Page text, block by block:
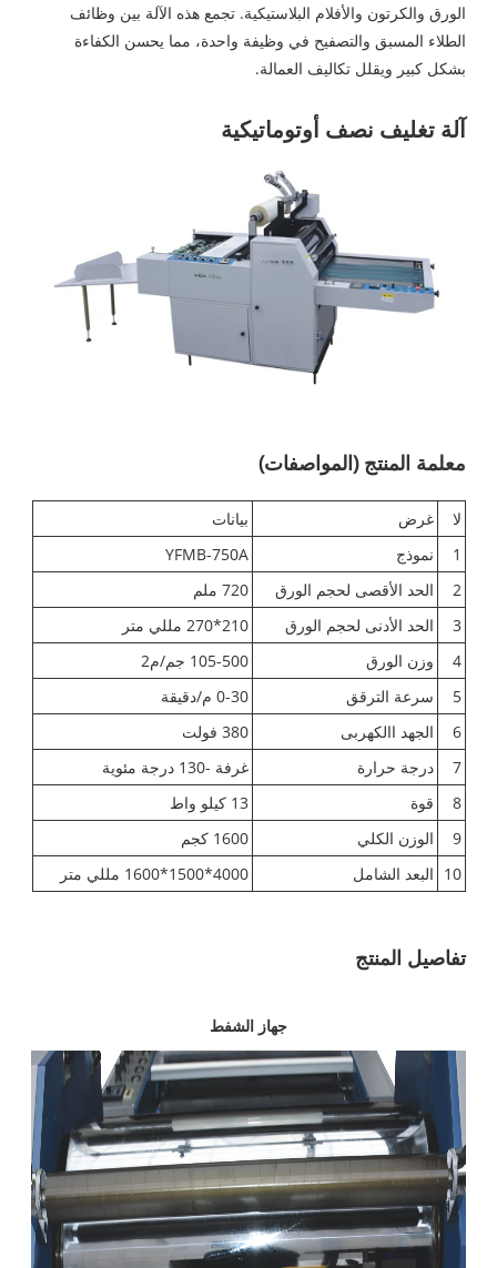
الورق والكرتون والأفلام البلاستيكية. تجمع هذه الآلة بين وظائف
الطلاء المسبق والتصفيح في وظيفة واحدة، مما يحسن الكفاءة
بشكل كبير ويقلل تكاليف العمالة.
آلة تغليف نصف أوتوماتيكية
معلمة المنتج (المواصفات)
لا غرض
بيانات
1
نموذج
YFMB-750A
2
الحد الأقصى لحجم الورق
720 ملم
3
الحد الأدنى لحجم الورق
210*270 مللي متر
4
وزن الورق
105-500 جم/م2
5
سرعة الترقق
0-30 م/دقيقة
6
الجهد االكهربى
380 فولت
7
درجة حرارة
غرفة -130 درجة مئوية
8
قوة
13 كيلو واط
9
الوزن الكلي
1600 كجم
10 البعد الشامل 4000*1500*1600 مللي متر
تفاصيل المنتج
جهاز الشفط